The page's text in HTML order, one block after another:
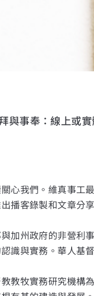
與事奉：線上或
心我們。維真事工
播客錄製和文章分
加州政府的非營利
識與實務。華人基
教牧實務研究機構